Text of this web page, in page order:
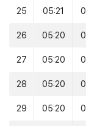
25 05:21
26 05:20
27 05:20
28 05:20
29 05:20